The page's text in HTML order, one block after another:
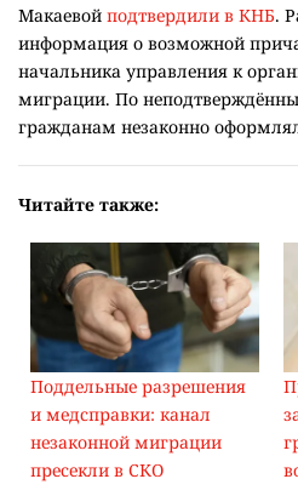
Макаевой подтвердили в КНБ.
информация о возможной
начальника управления к
миграции. По
гражданам незаконно
Читайте также:
Поддельные разрешения
и медсправки: канал
незаконной миграции
пресекли в СКО